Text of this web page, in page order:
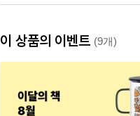
이 상품의 이벤트 (9개)